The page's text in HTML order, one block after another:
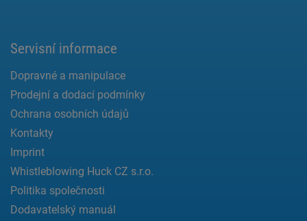
Servisní informace
Dopravné a manipulace
Prodejní a dodací podmínky
Ochrana osobních údajů
Kontakty
Imprint
Whistleblowing Huck CZ s.r.o.
Politika společnosti
Dodavatelský manuál